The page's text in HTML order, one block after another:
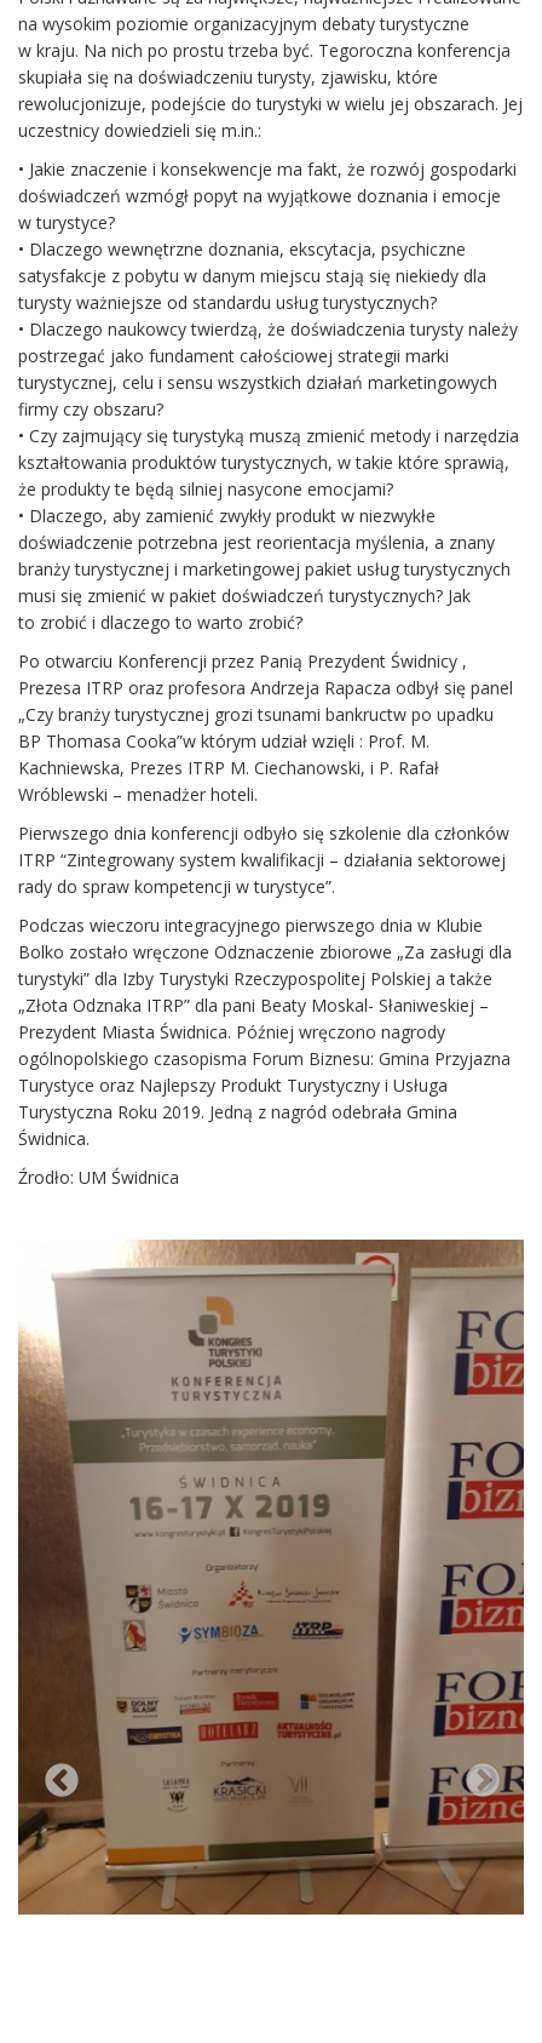
na wysokim poziomie organizacyjnym debaty turystyczne
w kraju. Na nich po prostu trzeba być. Tegoroczna konferencja
skupiała się na doświadczeniu turysty, zjawisku, które
rewolucjonizuje, podejście do turystyki w wielu jej obszarach. Jej
uczestnicy dowiedzieli się m.in.:
• Jakie znaczenie i konsekwencje ma fakt, że rozwój gospodarki
doświadczeń wzmógł popyt na wyjątkowe doznania i emocje
w turystyce?
• Dlaczego wewnętrzne doznania, ekscytacja, psychiczne
satysfakcje z pobytu w danym miejscu stają się niekiedy dla
turysty ważniejsze od standardu usług turystycznych?
• Dlaczego naukowcy twierdzą, że doświadczenia turysty należy
postrzegać jako fundament całościowej strategii marki
turystycznej, celu i sensu wszystkich działań marketingowych
firmy czy obszaru?
• Czy zajmujący się turystyką muszą zmienić metody i narzędzia
kształtowania produktów turystycznych, w takie które sprawią,
że produkty te będą silniej nasycone emocjami?
• Dlaczego, aby zamienić zwykły produkt w niezwykłe
doświadczenie potrzebna jest reorientacja myślenia, a znany
branży turystycznej i marketingowej pakiet usług turystycznych
musi się zmienić w pakiet doświadczeń turystycznych? Jak
to zrobić i dlaczego to warto zrobić?
Po otwarciu Konferencji przez Panią Prezydent Świdnicy ,
Prezesa ITRP oraz profesora Andrzeja Rapacza odbył się panel
„Czy branży turystycznej grozi tsunami bankructw po upadku
BP Thomasa Cooka”w którym udział wzięli : Prof. M.
Kachniewska, Prezes ITRP M. Ciechanowski, i P. Rafał
Wróblewski – menadżer hoteli.
Pierwszego dnia konferencji odbyło się szkolenie dla członków
ITRP “Zintegrowany system kwalifikacji – działania sektorowej
rady do spraw kompetencji w turystyce”.
Podczas wieczoru integracyjnego pierwszego dnia w Klubie
Bolko zostało wręczone Odznaczenie zbiorowe „Za zasługi dla
turystyki” dla Izby Turystyki Rzeczypospolitej Polskiej a także
„Złota Odznaka ITRP” dla pani Beaty Moskal- Słaniweskiej –
Prezydent Miasta Świdnica. Później wręczono nagrody
ogólnopolskiego czasopisma Forum Biznesu: Gmina Przyjazna
Turystyce oraz Najlepszy Produkt Turystyczny i Usługa
Turystyczna Roku 2019. Jedną z nagród odebrała Gmina
Świdnica.
Źrodło: UM Świdnica